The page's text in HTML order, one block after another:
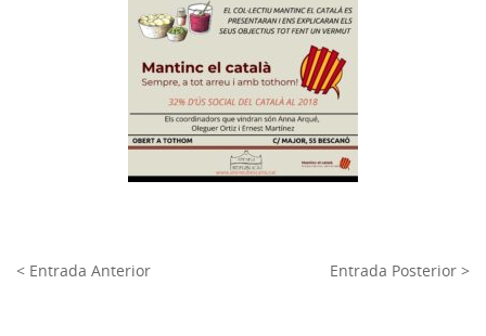
< Entrada Anterior Entrada Posterior >